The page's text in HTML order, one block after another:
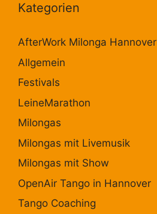
Kategorien
AfterWork Milonga Hannover
Allgemein
Festivals
LeineMarathon
Milongas
Milongas mit Livemusik
Milongas mit Show
OpenAir Tango in Hannover
Tango Coaching